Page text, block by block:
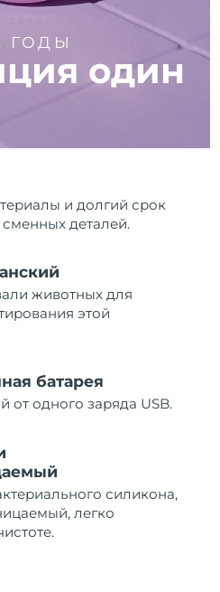
ГОДЫ
один
и долгий срок
деталей.
животных для
этой
батарея
от одного заряда USB.
силикона,
легко